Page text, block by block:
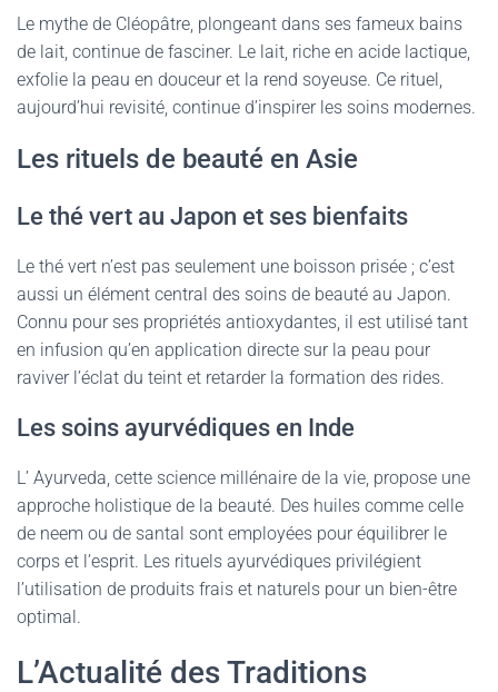
Le mythe de Cléopâtre, plongeant dans ses fameux bains
de lait, continue de fasciner. Le lait, riche en acide lactique,
exfolie la peau en douceur et la rend soyeuse. Ce rituel,
aujourd’hui revisité, continue d’inspirer les soins modernes.
Les rituels de beauté en Asie
Le thé vert au Japon et ses bienfaits
Le thé vert n’est pas seulement une boisson prisée ; c’est
aussi un élément central des soins de beauté au Japon.
Connu pour ses propriétés antioxydantes, il est utilisé tant
en infusion qu’en application directe sur la peau pour
raviver l’éclat du teint et retarder la formation des rides.
Les soins ayurvédiques en Inde
L’ Ayurveda, cette science millénaire de la vie, propose une
approche holistique de la beauté. Des huiles comme celle
de neem ou de santal sont employées pour équilibrer le
corps et l’esprit. Les rituels ayurvédiques privilégient
l’utilisation de produits frais et naturels pour un bien-être
optimal.
L’Actualité des Traditions